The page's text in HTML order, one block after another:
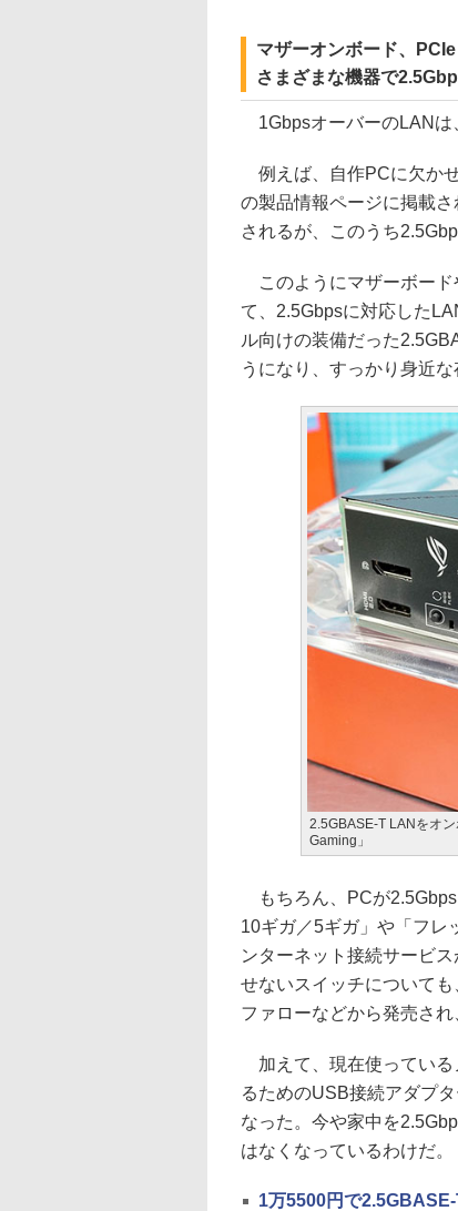
マザーオンボード、
さまざまな機器で
1GbpsオーバーのLANは
例えば、自作PCに欠か
の製品情報ページに掲載
されるが、このうち
このようにマザーボード
て、2.5Gbpsに対応した
ル向けの装備だった
うになり、すっかり身近な
2.5GBASE-T LANをオ
Gaming」
もちろん、PCが2.5Gbps
10ギガ／5ギガ」や「フレ
ンターネット接続サービ
せないスイッチについて
ファローなどから発売さ
加えて、現在使っている
るためのUSB接続アダプ
なった。今や家中を
はなくなっているわけだ。
1万5500円で